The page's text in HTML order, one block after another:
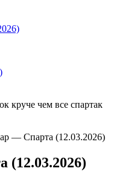
круче чем все спартак
— Спарта (12.03.2026)